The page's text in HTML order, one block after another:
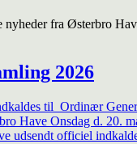
nyheder fra Østerbro
2026
til Ordinær
Have Onsdag d. 20.
udsendt officiel